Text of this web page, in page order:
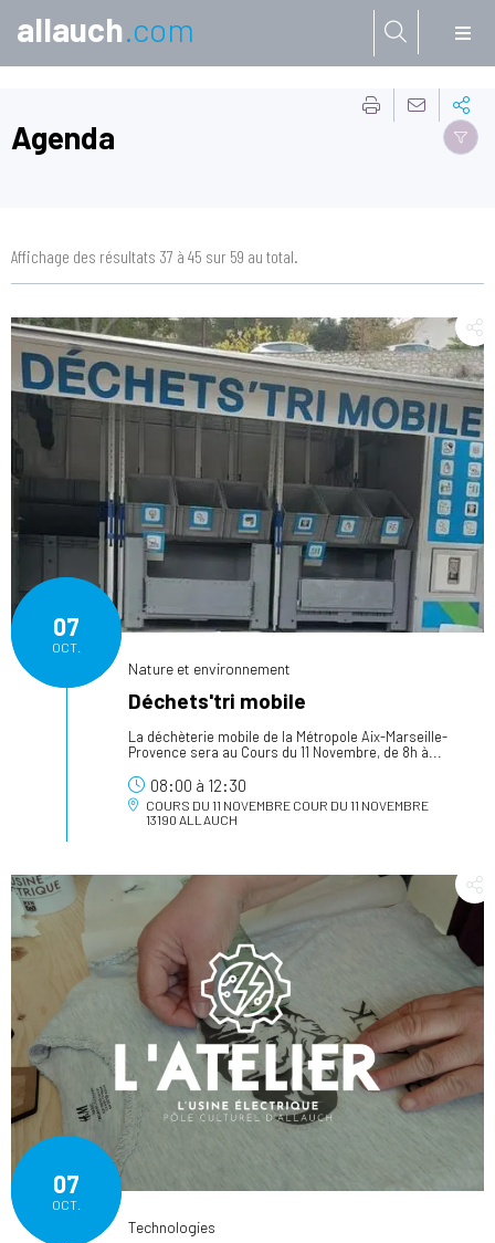
allauch.com
Agenda
Affichage des résultats 37 à 45 sur 59 au total.
07
OCT.
Nature et environnement
Déchets'tri mobile
La déchèterie mobile de la Métropole Aix-Marseille-
Provence sera au Cours du 11 Novembre, de 8h à...
08:00 à 12:30
COURS DU 11 NOVEMBRE COUR DU 11 NOVEMBRE
13190 ALLAUCH
07
OCT.
Technologies